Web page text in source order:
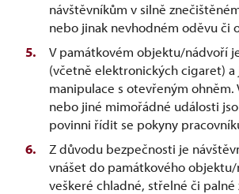
návštěvníkům v silně
nebo jinak nevhodném oděvu či
V památkovém objektu/nádvoří
(včetně elektronických cigaret) a
manipulace s otevřeným ohněm.
nebo jiné mimořádné události
povinni řídit se pokyny
Z důvodu bezpečnosti je
vnášet do památkového
veškeré chladné, střelné či